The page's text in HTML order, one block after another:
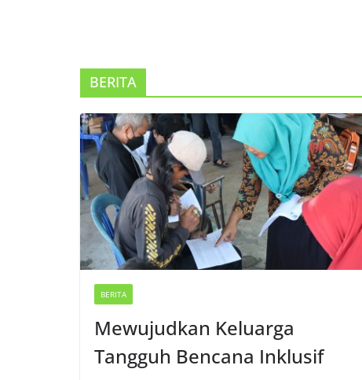
BERITA
BERITA
Mewujudkan Keluarga
Tangguh Bencana Inklusif